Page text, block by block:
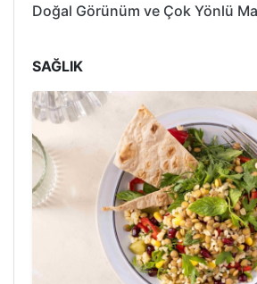
Doğal Görünüm ve Çok Yönlü
SAĞLIK